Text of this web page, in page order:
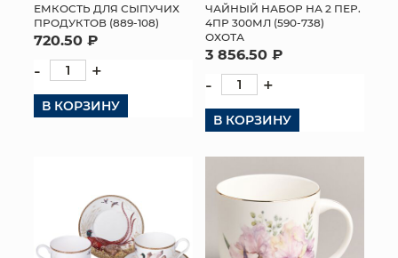
ЕМКОСТЬ ДЛЯ СЫПУЧИХ
ПРОДУКТОВ (889-108)
720.50 ₽
- +
В КОРЗИНУ
ЧАЙНЫЙ НАБОР НА 2 ПЕР.
4ПР 300МЛ (590-738)
ОХОТА
3 856.50 ₽
- +
В КОРЗИНУ